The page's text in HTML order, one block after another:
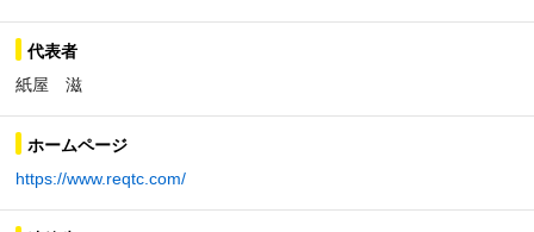
代表者
紙屋 滋
ホームページ
https://www.reqtc.com/